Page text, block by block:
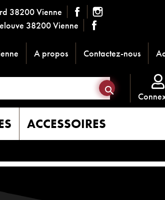
38200 Vienne
38200 Vienne
A propos Contactez-nous

ACCESSOIRES